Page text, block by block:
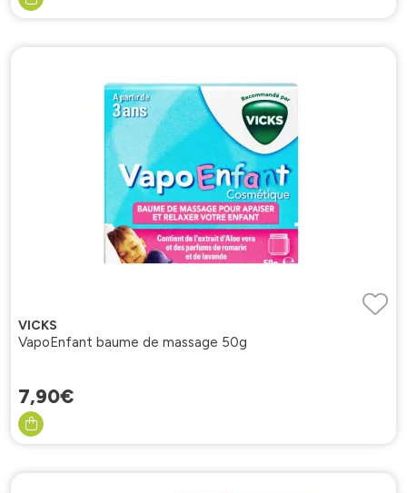
VICKS
VapoEnfant baume de massage 50g
7,90€